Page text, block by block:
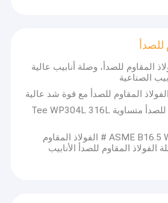
للصدأ
المقاوم للصدأ، وصلة أنابيب عالية
المقاوم للصدأ مع قوة شد عالية
150# الفولاذ المقاوم للصدأ متساوية Tee WP304L 316L
ASME B16.5 WP304L / 316L 150 # الفولاذ المقاوم
الفولاذ المقاوم للصدأ الأنابيب